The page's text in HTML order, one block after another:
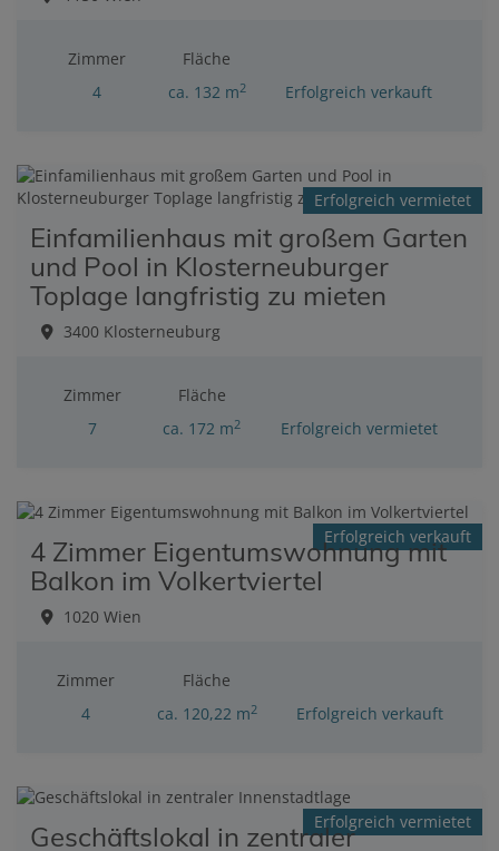
Zimmer
4
Fläche
ca. 132 m2 Erfolgreich verkauft
Erfolgreich vermietet
Einfamilienhaus mit großem Garten
und Pool in Klosterneuburger
Toplage langfristig zu mieten
3400 Klosterneuburg
Zimmer
7
Fläche
ca. 172 m2 Erfolgreich vermietet
Erfolgreich verkauft
4 Zimmer Eigentumswohnung mit
Balkon im Volkertviertel
1020 Wien
Zimmer
4
Fläche
ca. 120,22 m2 Erfolgreich verkauft
Erfolgreich vermietet
Geschäftslokal in zentraler